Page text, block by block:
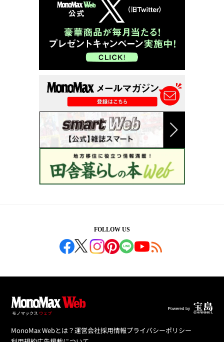
FOLLOW US
MonoMax Webとは？運営会社採用情報プライバシーポリシー